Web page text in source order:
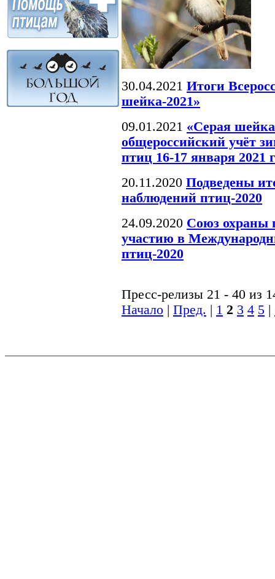
30.04.2021 Итоги
шейка-2021»
09.01.2021 «Серая
общероссийский учёт
птиц 16-17 января 2021
20.11.2020 Подведены
наблюдений птиц-2020
24.09.2020 Союз охраны
участию в
птиц-2020
Пресс-релизы 21 - 40 из
Начало
Пред. 1 2 3 4 5